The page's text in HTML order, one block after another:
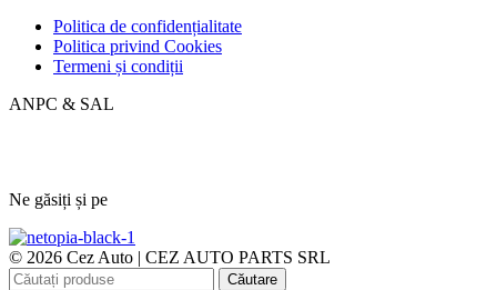
Politica de confidențialitate
Politica privind Cookies
Termeni și condiții
ANPC & SAL
Ne găsiți și pe
© 2026 Cez Auto | CEZ AUTO PARTS SRL
Căutare